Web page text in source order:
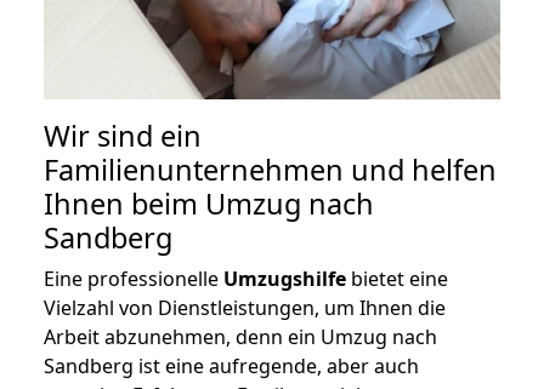
Wir sind ein
Familienunternehmen und helfen
Ihnen beim Umzug nach
Sandberg
Eine professionelle Umzugshilfe bietet eine
Vielzahl von Dienstleistungen, um Ihnen die
Arbeit abzunehmen, denn ein Umzug nach
Sandberg ist eine aufregende, aber auch